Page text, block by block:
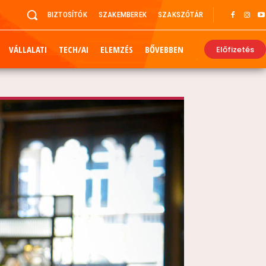
BIZTOSÍTÓK SZAKEMBEREK SZAKSZÓTÁR
VÁLLALATI TECH/AI ELEMZÉS BŐVEBBEN Előfizetés